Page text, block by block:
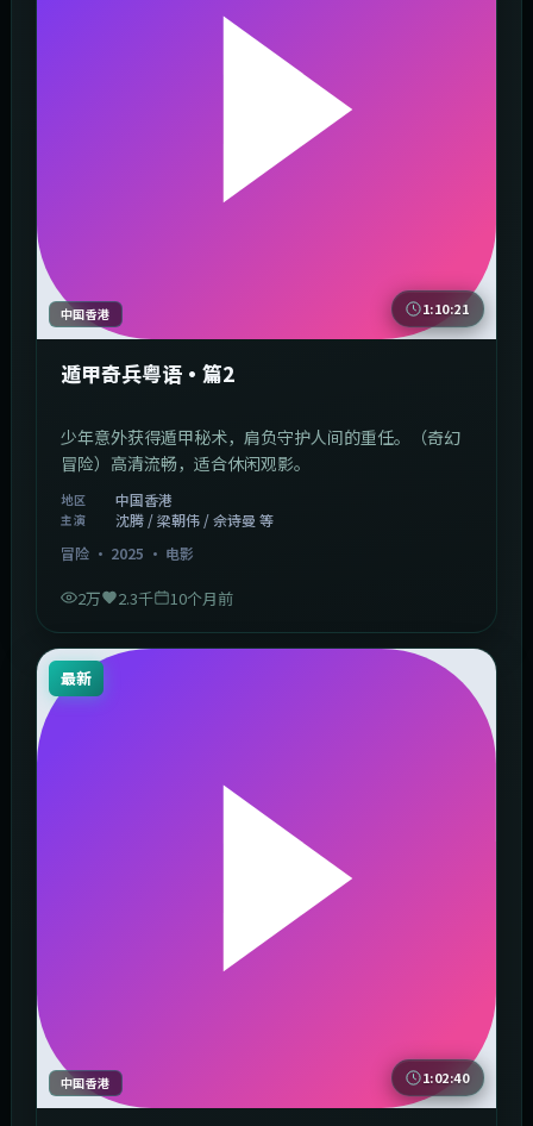
中国香港 1:10:21
遁甲奇兵粤语·篇2
少年意外获得遁甲秘术，肩负守护人间的重任。（奇幻
冒险）高清流畅，适合休闲观影。
地区 中国香港
主演
沈腾 / 梁朝伟 / 佘诗曼 等
冒险· 2025 · 电影
2万 2.3千 10个月前
最新
中国香港 1:02:40